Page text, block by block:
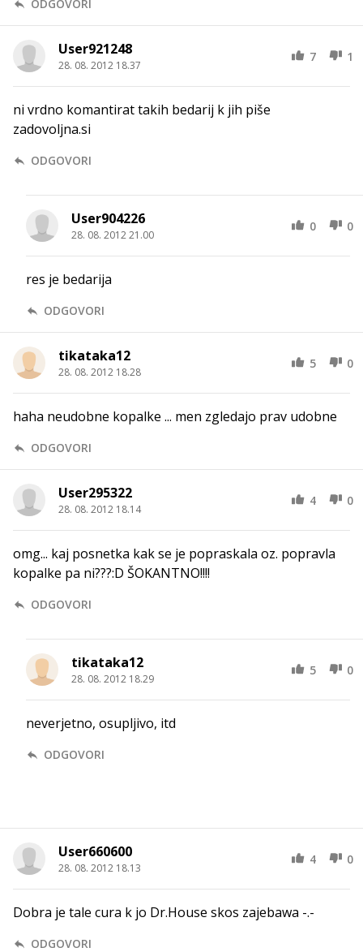
ODGOVORI
User921248
28. 08. 2012 18.37
7 1
ni vrdno komantirat takih bedarij k jih piše
zadovoljna.si
ODGOVORI
User904226
28. 08. 2012 21.00
0 0
res je bedarija
ODGOVORI
tikataka12
28. 08. 2012 18.28
5 0
haha neudobne kopalke ... men zgledajo prav udobne
ODGOVORI
User295322
28. 08. 2012 18.14
4 0
omg... kaj posnetka kak se je popraskala oz. popravla
kopalke pa ni???:D ŠOKANTNO!!!!
ODGOVORI
tikataka12
28. 08. 2012 18.29
5 0
neverjetno, osupljivo, itd
ODGOVORI
User660600
28. 08. 2012 18.13
4 0
Dobra je tale cura k jo Dr.House skos zajebawa -.-
ODGOVORI